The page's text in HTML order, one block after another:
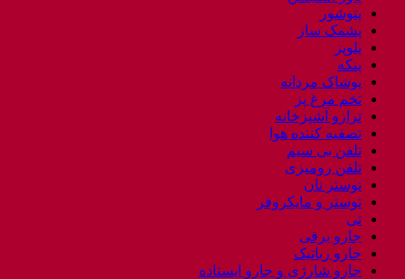
پتوشور
پشمک ساز
پلوپز
پنکه
پوشاک مردانه
تخم مرغ پز
ترازو آشپزخانه
تصفیه کننده هوا
تلفن بی سیم
تلفن رومیزی
توستر نان
توستر و مایکروفر
تی
جارو برقی
جارو رباتیک
جارو شارژی و جارو ایستاده